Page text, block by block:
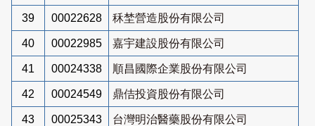
39 00022628 秝埜營造股份有限公司
40 00022985 嘉宇建設股份有限公司
41 00024338 順昌國際企業股份有限公司
42 00024549 鼎佶投資股份有限公司
43 00025343 台灣明治醫藥股份有限公司